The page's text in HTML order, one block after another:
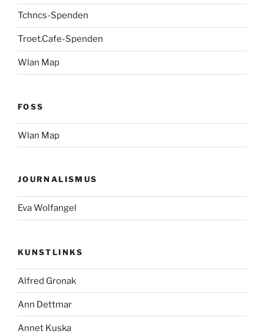
Tchncs-Spenden
Troet.Cafe-Spenden
Wlan Map
FOSS
Wlan Map
JOURNALISMUS
Eva Wolfangel
KUNSTLINKS
Alfred Gronak
Ann Dettmar
Annet Kuska